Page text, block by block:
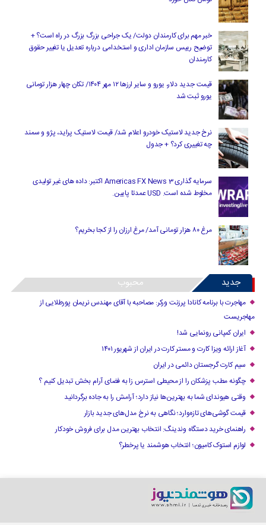
خبر مهم برای کارمندان دولت/ یک جراحی بزرگ بزرگ در راه است؟ +
توضیح رییس سازمان اداری و استخدامی درباره تعدیل یا تغییر حقوق
کارمندان
قیمت جدید دلار، یورو و سایر ارزها ۱۲ مهر ۱۴۰۴/ تکان چهار هزار تومانی
یورو ثبت شد
نرخ جدید لاستیک خودرو اعلام شد/ قیمت لاستیک پراید، پژو و سمند
چه تغییری کرد؟ + جدول
سرمایه گذاری Americas FX News 3 اکتبر: داده های غیر تولیدی
مخلوط شده است. USD عمدتا پایین.
مرغ ۸۰ هزار تومانی آمد/ مرغ ارزان را از کجا بخریم؟
جدید محبوب
مهاجرت با برنامه کانادا پرزنت ورکر: مصاحبه با آقای مهندس نریمان پورطلایی از
مهاجریست
ایران کمپانی رونمایی شد!
آغاز ارائه ویزا کارت و مستر کارت در ایران از شهریور ۱۴۰۱
سیم کارت گرجستان دائمی در ایران
چگونه مطب پزشکان را از محیطی استرس زا به فضای آرام بخش تبدیل کنیم ؟
وقتی هیوندای شما به بهترین‌ها نیاز دارد؛ آرامش را به جاده برگردانید
قیمت گوشی‌های تازه‌وارد؛ نگاهی به نرخ مدل‌های جدید بازار
راهنمای خرید دستگاه وندینگ: انتخاب بهترین مدل برای فروش خودکار
لوازم استوک کامیون؛ انتخاب هوشمند یا پرخطر؟